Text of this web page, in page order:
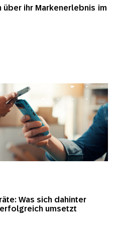
über ihr Markenerlebnis im
Was sich dahinter
umsetzt